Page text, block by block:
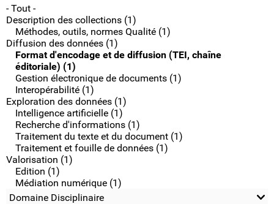
- Tout -
Description des collections (1)
Méthodes, outils, normes Qualité (1)
Diffusion des données (1)
Format d'encodage et de diffusion (TEI, chaîne
éditoriale) (1)
Gestion électronique de documents (1)
Interopérabilité (1)
Exploration des données (1)
Intelligence artificielle (1)
Recherche d'informations (1)
Traitement du texte et du document (1)
Traitement et fouille de données (1)
Valorisation (1)
Edition (1)
Médiation numérique (1)
Domaine Disciplinaire